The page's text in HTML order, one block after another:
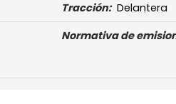
Tracción: Delantera
Normativa de